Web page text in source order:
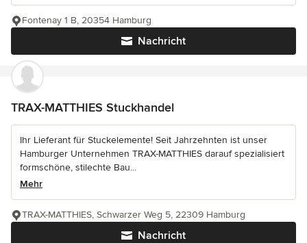
Nachricht
Fontenay 1 B, 20354 Hamburg
TRAX-MATTHIES Stuckhandel
Ihr Lieferant für Stuckelemente! Seit Jahrzehnten ist unser
Hamburger Unternehmen TRAX-MATTHIES darauf spezialisiert
formschöne, stilechte Bau...
Mehr
Nachricht
TRAX-MATTHIES, Schwarzer Weg 5, 22309 Hamburg